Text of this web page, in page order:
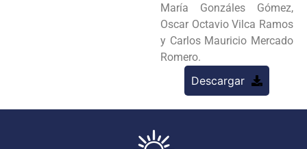
María Gonzáles Gómez,
Oscar Octavio Vilca Ramos
y Carlos Mauricio Mercado
Romero.
Descargar